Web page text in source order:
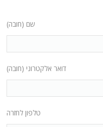
שם (חובה)
דואר אלקטרוני (חובה)
טלפון לחזרה